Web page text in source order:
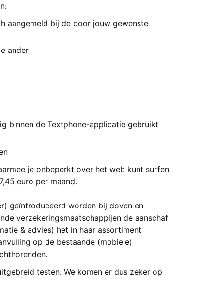
aangemeld bij de door jouw gewenste
ander
binnen de Textphone-applicatie gebruikt
je onbeperkt over het web kunt surfen.
euro per maand.
geïntroduceerd worden bij doven en
verzekeringsmaatschappijen de aanschaf
& advies) het in haar assortiment
op de bestaande (mobiele)
testen. We komen er dus zeker op